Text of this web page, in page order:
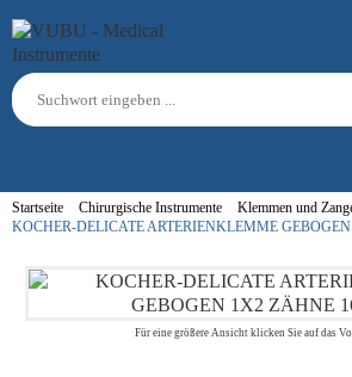
Startseite Chirurgische Instrumente Klemmen und
KOCHER-DELICATE ARTERIENKLEMME
Für eine größere Ansicht klicken Sie auf das